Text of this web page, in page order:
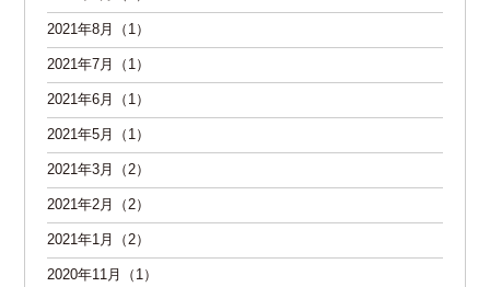
2021年8月（1）
2021年7月（1）
2021年6月（1）
2021年5月（1）
2021年3月（2）
2021年2月（2）
2021年1月（2）
2020年11月（1）